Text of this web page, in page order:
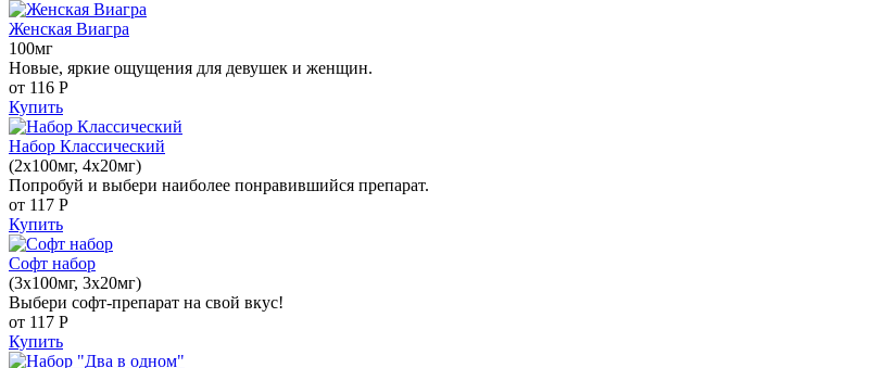
Женская Виагра
100мг
Новые, яркие ощущения для девушек и женщин.
от 116 Р
Купить
Набор Классический
(2x100мг, 4x20мг)
Попробуй и выбери наиболее понравившийся препарат.
от 117 Р
Купить
Софт набор
(3x100мг, 3x20мг)
Выбери софт-препарат на свой вкус!
от 117 Р
Купить